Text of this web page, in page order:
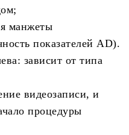
манжеты
показателей AD).
зависит от типа
видеозаписи, и
процедуры